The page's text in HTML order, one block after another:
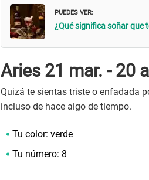
PUEDES VER:
¿Qué significa soñar que
Aries 21 mar. - 20
Quizá te sientas triste o enfadada
incluso de hace algo de tiempo.
Tu color: verde
Tu número: 8